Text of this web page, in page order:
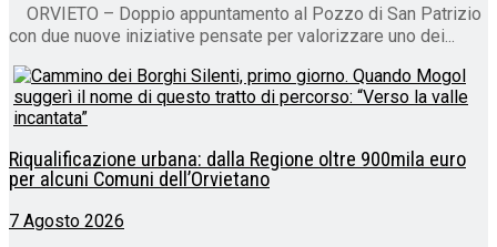
ORVIETO – Doppio appuntamento al Pozzo di San Patrizio
con due nuove iniziative pensate per valorizzare uno dei...
Riqualificazione urbana: dalla Regione oltre 900mila euro
per alcuni Comuni dell’Orvietano
7 Agosto 2026